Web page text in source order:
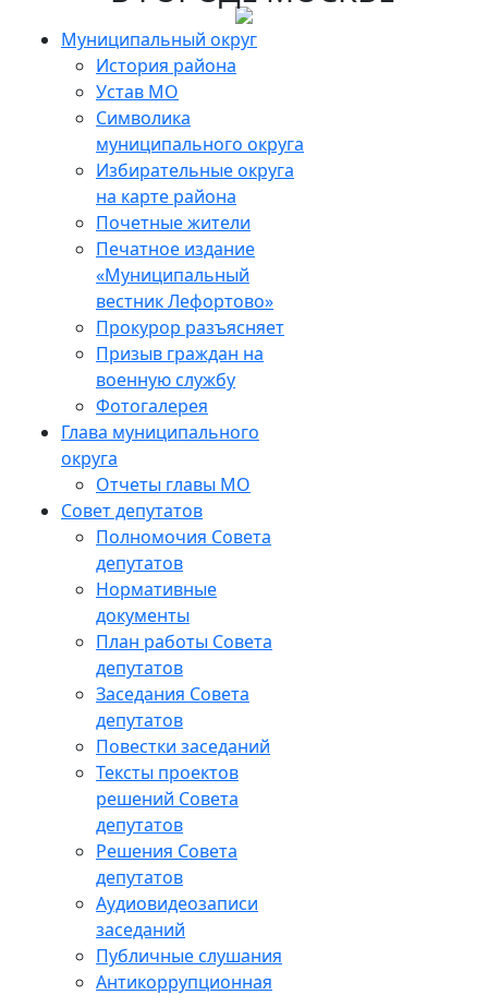
Муниципальный округ
История района
Устав МО
Символика
муниципального округа
Избирательные округа
на карте района
Почетные жители
Печатное издание
«Муниципальный
вестник Лефортово»
Прокурор разъясняет
Призыв граждан на
военную службу
Фотогалерея
Глава муниципального
округа
Отчеты главы МО
Совет депутатов
Полномочия Совета
депутатов
Нормативные
документы
План работы Совета
депутатов
Заседания Cовета
депутатов
Повестки заседаний
Тексты проектов
решений Совета
депутатов
Решения Совета
депутатов
Аудиовидеозаписи
заседаний
Публичные слушания
Антикоррупционная